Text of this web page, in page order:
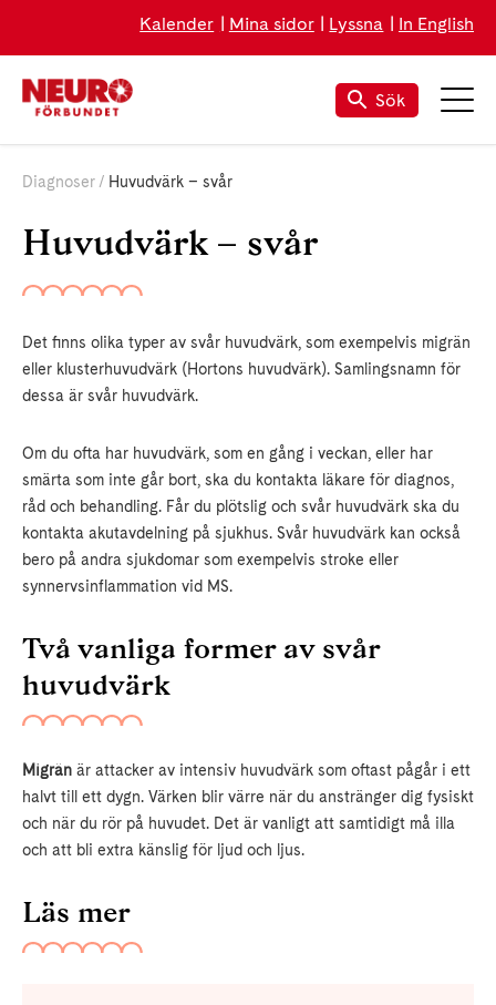
Kalender Mina sidor Lyssna In English
Sök
Diagnoser Huvudvärk – svår
Huvudvärk – svår
Det finns olika typer av svår huvudvärk, som exempelvis migrän
eller klusterhuvudvärk (Hortons huvudvärk). Samlingsnamn för
dessa är svår huvudvärk.
Om du ofta har huvudvärk, som en gång i veckan, eller har
smärta som inte går bort, ska du kontakta läkare för diagnos,
råd och behandling. Får du plötslig och svår huvudvärk ska du
kontakta akutavdelning på sjukhus. Svår huvudvärk kan också
bero på andra sjukdomar som exempelvis stroke eller
synnervsinflammation vid MS.
Två vanliga former av svår
huvudvärk
Migrän är attacker av intensiv huvudvärk som oftast pågår i ett
halvt till ett dygn. Värken blir värre när du anstränger dig fysiskt
och när du rör på huvudet. Det är vanligt att samtidigt må illa
och att bli extra känslig för ljud och ljus.
Läs mer